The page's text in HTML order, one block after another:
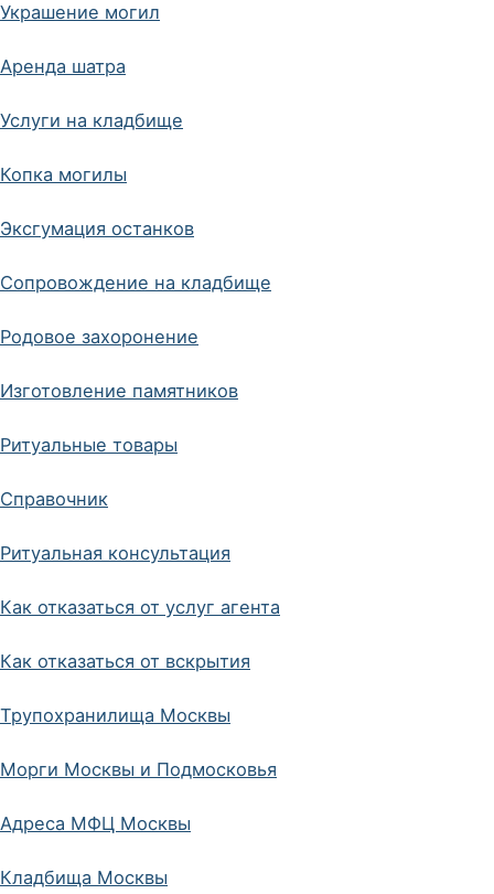
Украшение могил
Аренда шатра
Услуги на кладбище
Копка могилы
Эксгумация останков
Сопровождение на кладбище
Родовое захоронение
Изготовление памятников
Ритуальные товары
Справочник
Ритуальная консультация
Как отказаться от услуг агента
Как отказаться от вскрытия
Трупохранилища Москвы
Морги Москвы и Подмосковья
Адреса МФЦ Москвы
Кладбища Москвы